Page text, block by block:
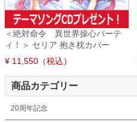
＜絶対命令 異世界操心パーテ
ィ！＞ セリア 抱き枕カバー
¥ 11,550（税込）
商品カテゴリー
20周年記念